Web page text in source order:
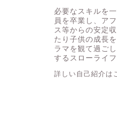
必要なスキルを
員を卒業し、ア
ス等からの安定
たり子供の成長
ラマを観て過ご
するスローライ
詳しい自己紹介は